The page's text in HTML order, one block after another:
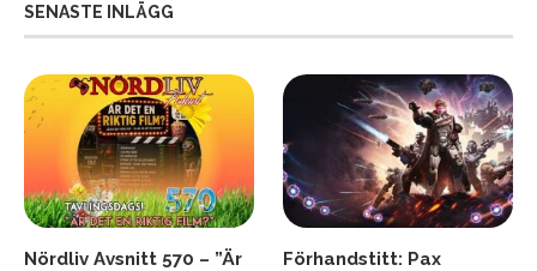
SENASTE INLÄGG
Nördliv Avsnitt 570 – ”Är
Förhandstitt: Pax